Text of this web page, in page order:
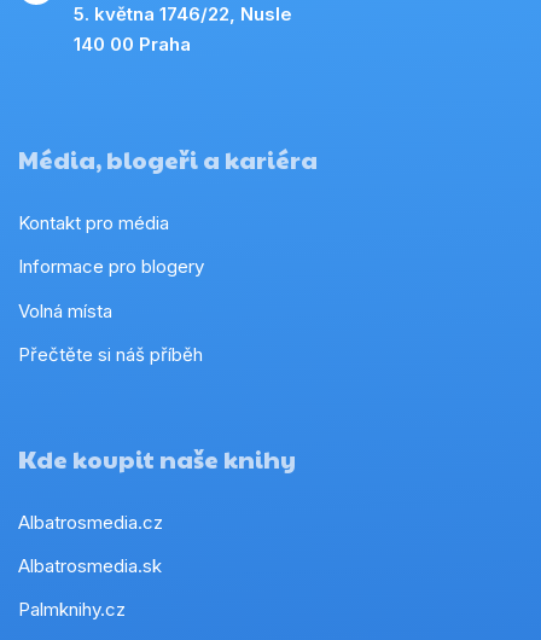
5. května 1746/22, Nusle
140 00 Praha
Média, blogeři a kariéra
Kontakt pro média
Informace pro blogery
Volná místa
Přečtěte si náš příběh
Kde koupit naše knihy
Albatrosmedia.cz
Albatrosmedia.sk
Palmknihy.cz